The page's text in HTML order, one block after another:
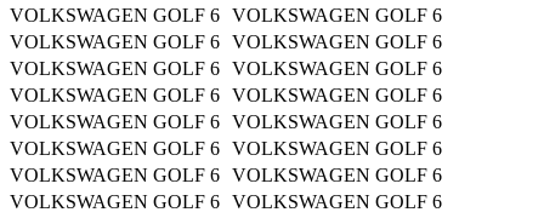
VOLKSWAGEN GOLF 6 VOLKSWAGEN GOLF 6
VOLKSWAGEN GOLF 6 VOLKSWAGEN GOLF 6
VOLKSWAGEN GOLF 6 VOLKSWAGEN GOLF 6
VOLKSWAGEN GOLF 6 VOLKSWAGEN GOLF 6
VOLKSWAGEN GOLF 6 VOLKSWAGEN GOLF 6
VOLKSWAGEN GOLF 6 VOLKSWAGEN GOLF 6
VOLKSWAGEN GOLF 6 VOLKSWAGEN GOLF 6
VOLKSWAGEN GOLF 6 VOLKSWAGEN GOLF 6